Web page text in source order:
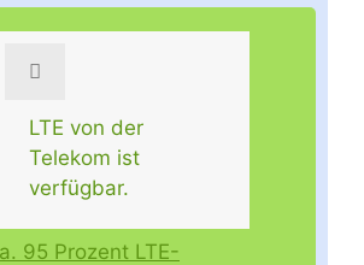
LTE von der
Telekom ist
verfügbar.
95 Prozent LTE-